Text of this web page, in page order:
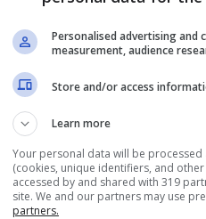
Personalised advertising
measurement, audience
Store and/or access
Learn more
Your personal data will be
(cookies, unique identifiers, and
accessed by and shared with 319
site. We and our partners may use
partners.